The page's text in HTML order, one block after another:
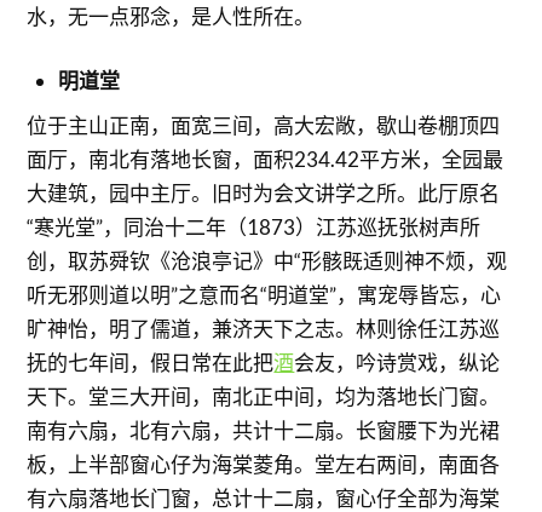
水，无一点邪念，是人性所在。
明道堂
位于主山正南，面宽三间，高大宏敞，歇山卷棚顶四
面厅，南北有落地长窗，面积234.42平方米，全园最
大建筑，园中主厅。旧时为会文讲学之所。此厅原名
“寒光堂”，同治十二年（1873）江苏巡抚张树声所
创，取苏舜钦《沧浪亭记》中“形骸既适则神不烦，观
听无邪则道以明”之意而名“明道堂”，寓宠辱皆忘，心
旷神怡，明了儒道，兼济天下之志。林则徐任江苏巡
抚的七年间，假日常在此把酒会友，吟诗赏戏，纵论
天下。堂三大开间，南北正中间，均为落地长门窗。
南有六扇，北有六扇，共计十二扇。长窗腰下为光裙
板，上半部窗心仔为海棠菱角。堂左右两间，南面各
有六扇落地长门窗，总计十二扇，窗心仔全部为海棠